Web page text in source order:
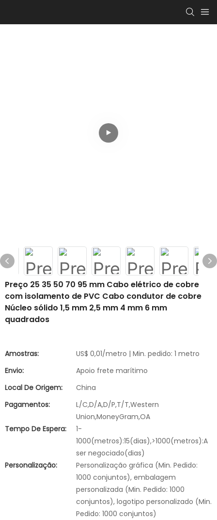
Preço 25 35 50 70 95 mm Cabo elétrico de cobre
com isolamento de PVC Cabo condutor de cobre
Núcleo sólido 1,5 mm 2,5 mm 4 mm 6 mm
quadrados
Amostras:
US$ 0,01/metro | Min. pedido: 1 metro
Envio:
Apoio frete marítimo
Local De Origem:
China
Pagamentos:
L/C,D/A,D/P,T/T,Western
Union,MoneyGram,OA
Tempo De Espera:
1-
1000(metros):15(dias),>1000(metros):A
ser negociado(dias)
Personalização:
Personalização gráfica (Min. Pedido:
1000 conjuntos), embalagem
personalizada (Min. Pedido: 1000
conjuntos), logotipo personalizado (Min.
Pedido: 1000 conjuntos)